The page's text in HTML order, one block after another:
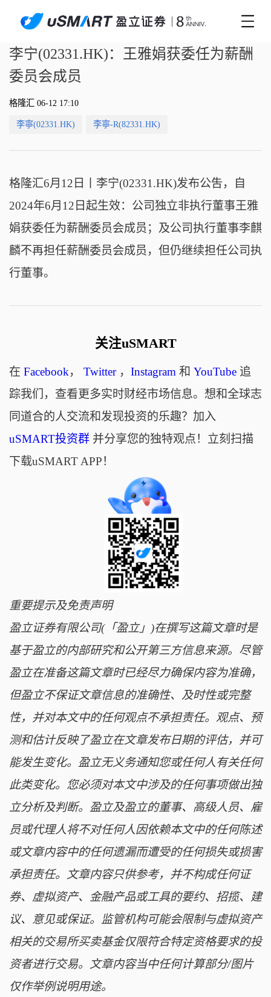
李宁(02331.HK)：王雅娟获委任为薪酬
委员会成员
格隆汇 06-12 17:10
李寧(02331.HK) 李寧-R(82331.HK)
格隆汇6月12日丨 李宁(02331.HK)发布公吿，自
2024年6月12日起生效：公司独立非执行董事王雅
娟获委任为薪酬委员会成员；及公司执行董事李麒
麟不再担任薪酬委员会成员，但仍继续担任公司执
行董事。
关注uSMART
在 Facebook， Twitter， Instagram和 YouTube追
踪我们，查看更多实时财经市场信息。想和全球志
同道合的人交流和发现投资的乐趣？加入
uSMART投资群并分享您的独特观点！立刻扫描
下载uSMART APP！
重要提示及免责声明
盈立证券有限公司(「盈立」)在撰写这篇文章时是
基于盈立的内部研究和公开第三方信息来源。尽管
盈立在准备这篇文章时已经尽力确保内容为准确，
但盈立不保证文章信息的准确性、及时性或完整
性，并对本文中的任何观点不承担责任。观点、预
测和估计反映了盈立在文章发布日期的评估，并可
能发生变化。盈立无义务通知您或任何人有关任何
此类变化。您必须对本文中涉及的任何事项做出独
立分析及判断。盈立及盈立的董事、高级人员、雇
员或代理人将不对任何人因依赖本文中的任何陈述
或文章内容中的任何遗漏而遭受的任何损失或损害
承担责任。文章内容只供参考，并不构成任何证
券、虚拟资产、金融产品或工具的要约、招揽、建
议、意见或保证。监管机构可能会限制与虚拟资产
相关的交易所买卖基金仅限符合特定资格要求的投
资者进行交易。文章内容当中任何计算部分/图片
仅作举例说明用途。